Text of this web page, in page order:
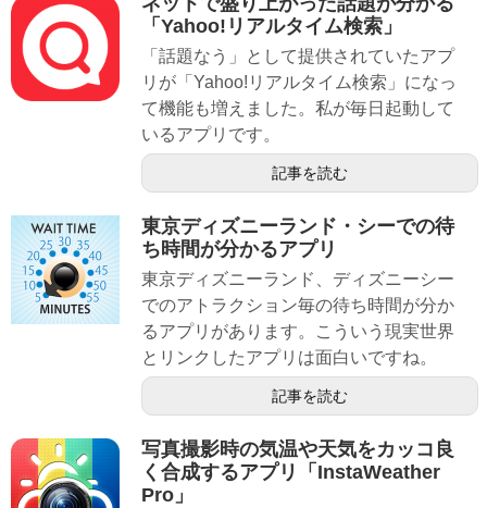
「Yahoo!リアルタイム検索」
「話題なう」として提供されていたアプ
リが「Yahoo!リアルタイム検索」になっ
て機能も増えました。私が毎日起動して
いるアプリです。
記事を読む
東京ディズニーランド・シーでの待
ち時間が分かるアプリ
東京ディズニーランド、ディズニーシー
でのアトラクション毎の待ち時間が分か
るアプリがあります。こういう現実世界
とリンクしたアプリは面白いですね。
記事を読む
写真撮影時の気温や天気をカッコ良
く合成するアプリ「InstaWeather
Pro」